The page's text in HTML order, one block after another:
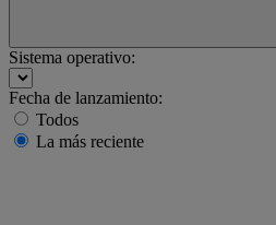
Sistema operativo:
Fecha de lanzamiento:
Todos
La más reciente